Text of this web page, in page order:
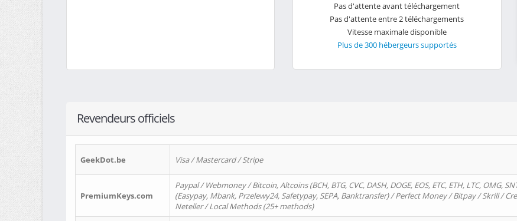
Pas d'attente avant téléchargement
Pas d'attente entre 2 téléchargements
Vitesse maximale disponible
Plus de 300 hébergeurs supportés
Revendeurs officiels
GeekDot.be Visa / Mastercard / Stripe
PremiumKeys.com
Paypal / Webmoney / Bitcoin, Altcoins (BCH, BTG, CVC, DASH, DOGE, EOS, ETC, ETH, LTC, OMG,
(Easypay, Mbank, Przelewy24, Safetypay, SEPA, Banktransfer) / Perfect Money / Bitpay / Skrill /
Neteller / Local Methods (25+ methods)